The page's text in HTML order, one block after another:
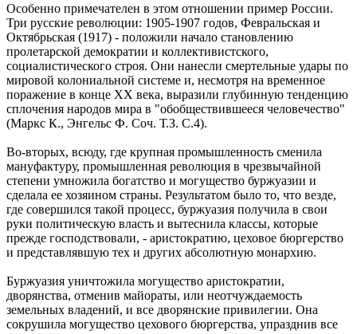
Особенно примечателен в этом отношении пример России.
Три русские революции: 1905-1907 годов, Февральская и
Октябрьская (1917) - положили начало становлению
пролетарской демократии и коллективистского,
социалистического строя. Они нанесли смертельные удары по
мировой колониальной системе и, несмотря на временное
поражение в конце XX века, выразили глубинную тенденцию
сплочения народов мира в "обобществившееся человечество"
(Маркс К., Энгельс Ф. Соч. Т.З. С.4).
Во-вторых, всюду, где крупная промышленность сменила
мануфактуру, промышленная революция в чрезвычайной
степени умножила богатство и могущество буржуазии и
сделала ее хозяином страны. Результатом было то, что везде,
где совершился такой процесс, буржуазия получила в свои
руки политическую власть и вытеснила классы, которые
прежде господствовали, - аристократию, цеховое бюргерство
и представлявшую тех и других абсолютную монархию.
Буржуазия уничтожила могущество аристократии,
дворянства, отменив майораты, или неотчуждаемость
земельных владений, и все дворянские привилегии. Она
сокрушила могущество цехового бюргерства, упразднив все